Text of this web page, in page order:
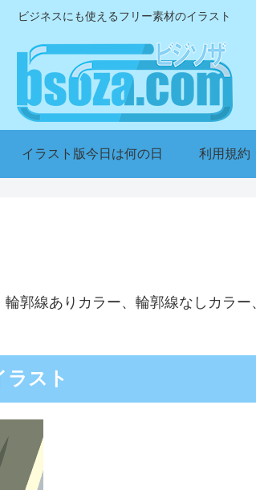
ビジネスにも使えるフリー素材のイラスト
イラスト版今日は何の日 利用規約
郭線ありカラー、輪郭線なしカラー
ラスト